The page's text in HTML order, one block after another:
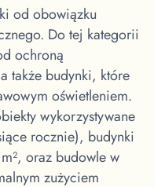
od obowiązku
Do tej kategorii
ochroną
także budynki, które
oświetleniem.
wykorzystywane
rocznie), budynki
oraz budowle w
zużyciem